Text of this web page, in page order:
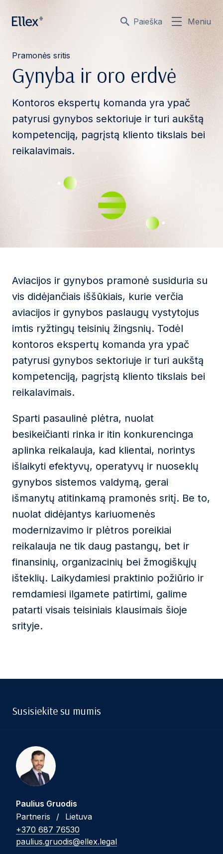
Paieška Meniu
Pramonės sritis
Gynyba ir oro erdvė
Kontoros ekspertų komanda yra ypač
patyrusi gynybos sektoriuje ir turi aukštą
kompetenciją, pagrįstą kliento tikslais bei
reikalavimais.
Aviacijos ir gynybos pramonė susiduria su
vis didėjančiais iššūkiais, kurie verčia
aviacijos ir gynybos paslaugų vystytojus
imtis ryžtingų teisinių žingsnių. Todėl
kontoros ekspertų komanda yra ypač
patyrusi gynybos sektoriuje ir turi aukštą
kompetenciją, pagrįstą kliento tikslais bei
reikalavimais.
Sparti pasaulinė plėtra, nuolat
besikeičianti rinka ir itin konkurencinga
aplinka reikalauja, kad klientai, norintys
išlaikyti efektyvų, operatyvų ir nuoseklų
gynybos sistemos valdymą, gerai
išmanytų atitinkamą pramonės sritį. Be to,
nuolat didėjantys kariuomenės
modernizavimo ir plėtros poreikiai
reikalauja ne tik daug pastangų, bet ir
finansinių, organizacinių bei žmogiškųjų
išteklių. Laikydamiesi praktinio požiūrio ir
remdamiesi ilgamete patirtimi, galime
patarti visais teisiniais klausimais šioje
srityje.
Susisiekite su mumis
Paulius Gruodis
Partneris
/
Lietuva
+370 687 76530
paulius.gruodis@ellex.legal